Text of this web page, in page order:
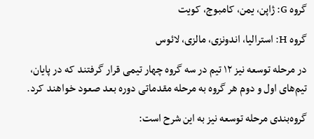
گروه G: ژاپن، یمن، کامبوج، کویت
گروه H: استرالیا، اندونزی، مالزی، لائوس
در مرحله توسعه نیز ۱۲ تیم در سه گروه چهار تیمی قرار گرفتند که در پایان،
تیم‌های اول و دوم هر گروه به مرحله مقدماتی دوره بعد صعود خواهند کرد.
گروه‌بندی مرحله توسعه نیز به این شرح است: